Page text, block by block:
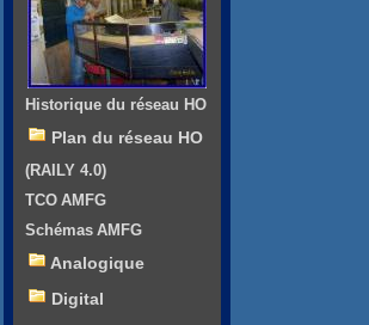
Historique du réseau HO
Plan du réseau HO
(RAILY 4.0)
TCO AMFG
Schémas AMFG
Analogique
Digital